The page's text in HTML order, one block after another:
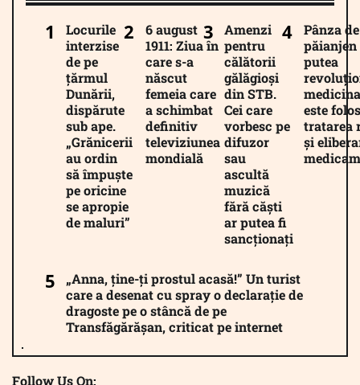
Locurile
interzise
de pe
țărmul
Dunării,
dispărute
sub ape.
„Grănicerii
au ordin
să împuște
pe oricine
se apropie
de maluri”
6 august
1911: Ziua în
care s-a
născut
femeia care
a schimbat
definitiv
televiziunea
mondială
Amenzi
pentru
călătorii
gălăgioși
din STB.
Cei care
vorbesc pe
difuzor
sau
ascultă
muzică
fără căști
ar putea fi
sancționați
Pânza de
păianjen
putea
este
tratarea
și
„Anna, ține-ți prostul acasă!” Un turist
care a desenat cu spray o declarație de
dragoste pe o stâncă de pe
Transfăgărășan, criticat pe internet
Follow Us On: